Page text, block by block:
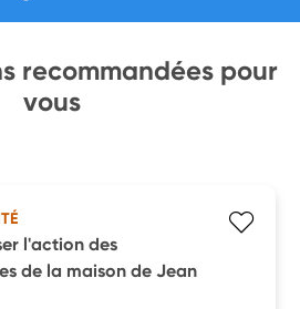
recommandées pour
vous
l'action des
de la maison de Jean